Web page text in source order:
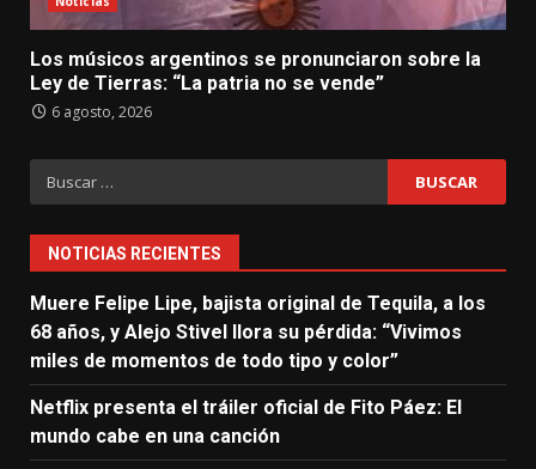
Los músicos argentinos se pronunciaron sobre la
Ley de Tierras: “La patria no se vende”
6 agosto, 2026
Buscar:
NOTICIAS RECIENTES
Muere Felipe Lipe, bajista original de Tequila, a los
68 años, y Alejo Stivel llora su pérdida: “Vivimos
miles de momentos de todo tipo y color”
Netflix presenta el tráiler oficial de Fito Páez: El
mundo cabe en una canción